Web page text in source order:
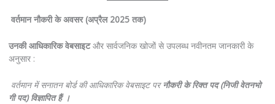
वर्तमान नौकरी के अवसर(अप्रैल2025 तक)
उनकी आधिकारिक वेबसाइटऔर सार्वजनिक खोजों से उपलब्ध नवीनतम जानकारी के
अनुसार :
वर्तमान में सनातन बोर्ड की आधिकारिक वेबसाइट पर नौकरी के रिक्त पद(निजी वेतनभो
गी पद)विज्ञापित हैं ।